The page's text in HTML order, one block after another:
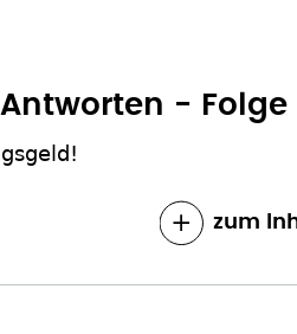
Antworten -
zum